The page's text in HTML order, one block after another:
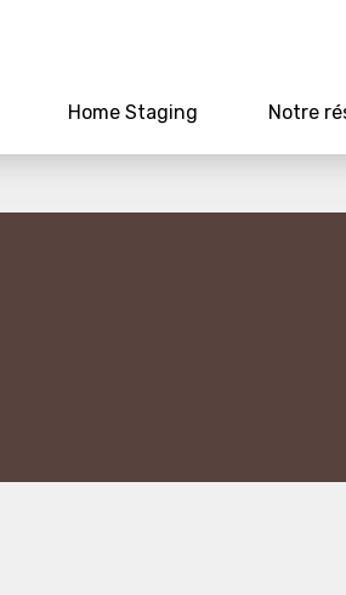
Home Staging Notre